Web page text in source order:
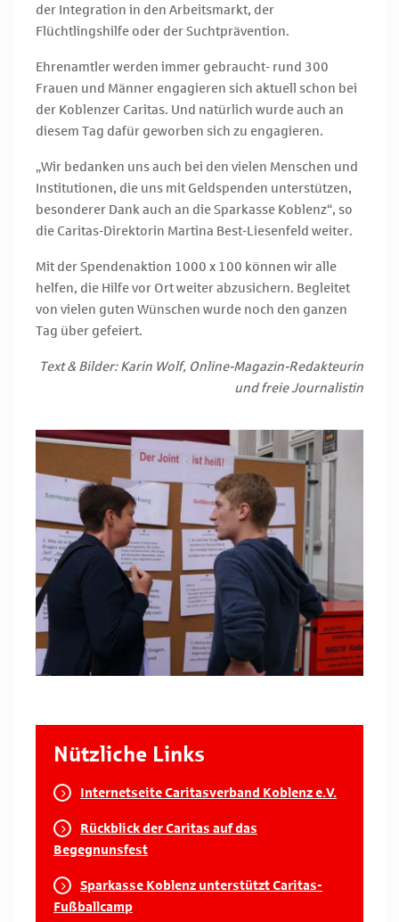
der Integration in den Arbeitsmarkt, der
Flüchtlingshilfe oder der Suchtprävention.
Ehrenamtler werden immer gebraucht- rund 300
Frauen und Männer engagieren sich aktuell schon bei
der Koblenzer Caritas. Und natürlich wurde auch an
diesem Tag dafür geworben sich zu engagieren.
„Wir bedanken uns auch bei den vielen Menschen und
Institutionen, die uns mit Geldspenden unterstützen,
besonderer Dank auch an die Sparkasse Koblenz“, so
die Caritas-Direktorin Martina Best-Liesenfeld weiter.
Mit der Spendenaktion 1000 x 100 können wir alle
helfen, die Hilfe vor Ort weiter abzusichern. Begleitet
von vielen guten Wünschen wurde noch den ganzen
Tag über gefeiert.
Text & Bilder: Karin Wolf, Online-Magazin-Redakteurin
und freie Journalistin
Nützliche Links
Internetseite Caritasverband Koblenz e.V.
Rückblick der Caritas auf das
Begegnunsfest
Sparkasse Koblenz unterstützt Caritas-
Fußballcamp